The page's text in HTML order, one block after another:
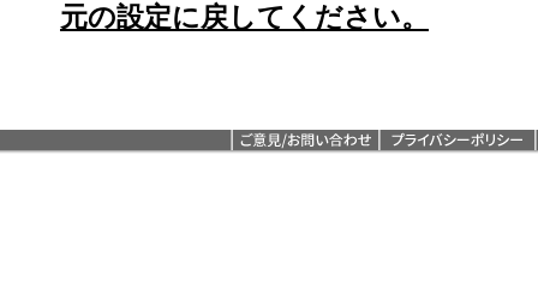
元の設定に戻してください。